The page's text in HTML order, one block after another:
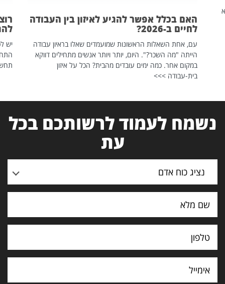
האם בכלל אפשר להגיע לאיזון בין העבודה
לחיים ב-2026?
עם, אחת השאלות הראשונות שמועמדים שאלו בראיון עבודה
הייתה "מה השכר?". היום, יותר ויותר אנשים מתחילים דווקא
במקום אחר. כמה ימים עובדים מהבית? הכל על איזון
בית-עבודה >>>
יש
נשמח לעמוד לרשותכם בכל
עת
נציג כוח אדם